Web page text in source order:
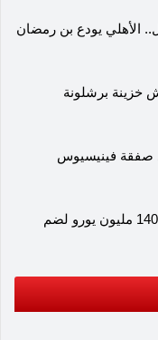
الأهلي يودع بن رمضان
خزينة برشلونة
صفقة فينيسيوس
لماذا أنفق الريال 140 مليون يورو لضم